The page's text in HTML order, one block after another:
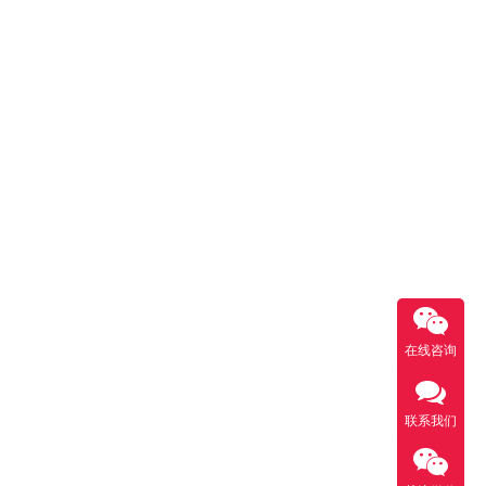
在线咨询
联系我们